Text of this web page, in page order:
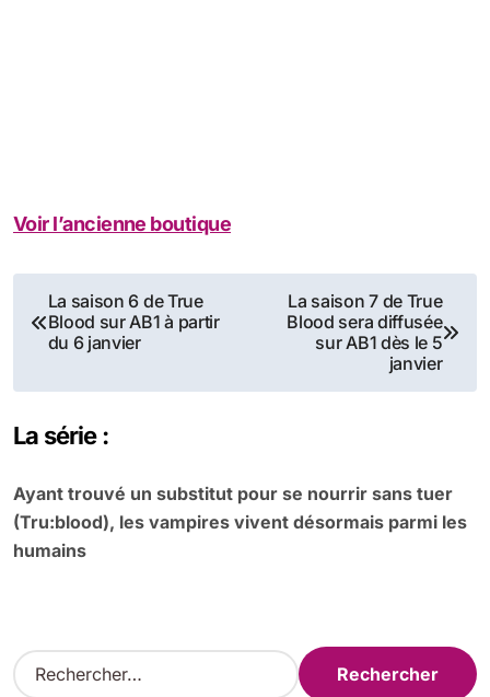
Voir l’ancienne boutique
Navigation
de
l’article
La saison 6 de True
Blood sur AB1 à partir
du 6 janvier
La saison 7 de True
Blood sera diffusée
sur AB1 dès le 5
janvier
La série :
Ayant trouvé un substitut pour se nourrir sans tuer
(Tru:blood), les vampires vivent désormais parmi les
humains
R
e